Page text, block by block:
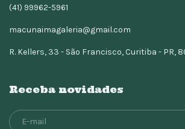
(41) 99962-5961
macunaimagaleria@gmail.com
R. Kellers, 33 - São Francisco, Curitiba - PR,
Receba novidades